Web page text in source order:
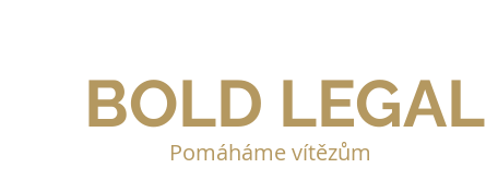
BOLD LEGAL
Pomáháme vítězům